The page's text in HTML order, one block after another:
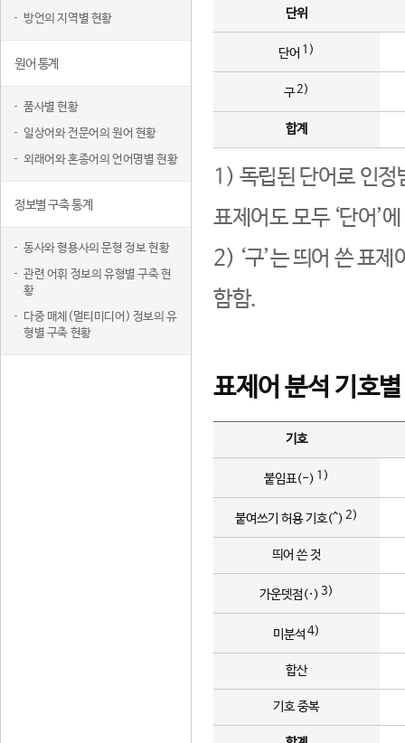
방언의 지역별 현황
원어 통계
품사별 현황
일상어와 전문어의 원어 현황
외래어와 혼종어의 언어명별 현황
정보별 구축 통계
동사와 형용사의 문형 정보 현황
관련 어휘 정보의 유형별 구축 현
황
다중 매체(멀티미디어) 정보의 유
형별 구축 현황
단위
단어 1)
구2)
합계
1) 독립된 단어로 인정
표제어도 모두 ‘단어’
2) ‘구’는 띄어 쓴 표
함함.
표제어 분석 기호
기호
붙임표(-) 1)
붙여쓰기 허용 기호(^) 2)
띄어 쓴 것
가운뎃점(·) 3)
미분석 4)
합산
기호 중복